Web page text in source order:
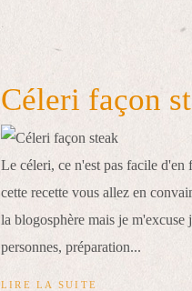
Céleri façon
Le céleri, ce n'est pas facile d'en
cette recette vous allez en
la blogosphère mais je
personnes, préparation...
LIRE LA SUITE